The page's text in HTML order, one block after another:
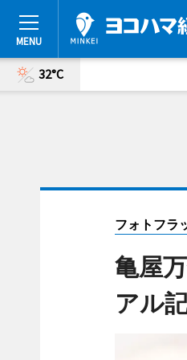
32°C
フォトフラ
亀屋
アル